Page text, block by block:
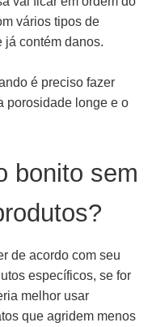
vários tipos de
já contém danos.
é preciso fazer
porosidade longe e o
bonito sem
de acordo com seu
específicos, se for
melhor usar
que agridem menos